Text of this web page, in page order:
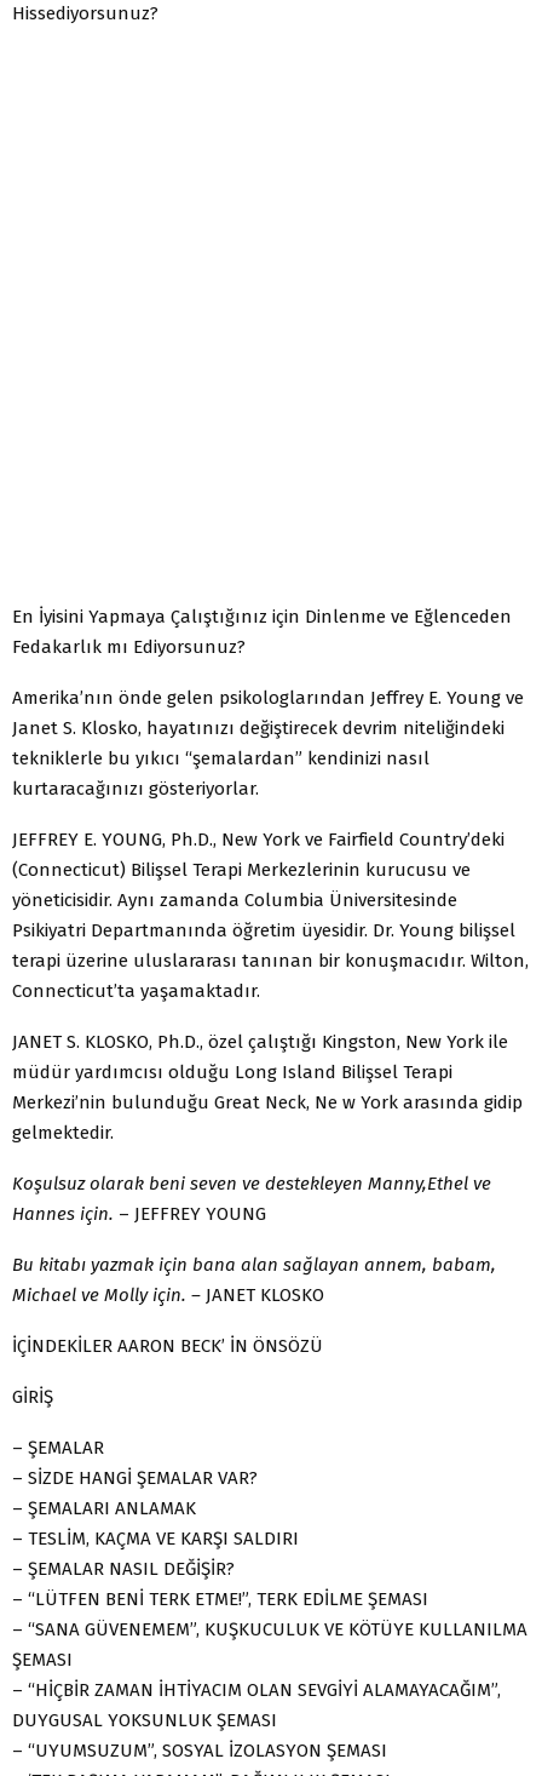
Hissediyorsunuz?
En İyisini Yapmaya Çalıştığınız için Dinlenme ve Eğlenceden
Fedakarlık mı Ediyorsunuz?
Amerika’nın önde gelen psikologlarından Jeffrey E. Young ve
Janet S. Klosko, hayatınızı değiştirecek devrim niteliğindeki
tekniklerle bu yıkıcı “şemalardan” kendinizi nasıl
kurtaracağınızı gösteriyorlar.
JEFFREY E. YOUNG, Ph.D., New York ve Fairfield Country’deki
(Connecticut) Bilişsel Terapi Merkezlerinin kurucusu ve
yöneticisidir. Aynı zamanda Columbia Üniversitesinde
Psikiyatri Departmanında öğretim üyesidir. Dr. Young bilişsel
terapi üzerine uluslararası tanınan bir konuşmacıdır. Wilton,
Connecticut’ta yaşamaktadır.
JANET S. KLOSKO, Ph.D., özel çalıştığı Kingston, New York ile
müdür yardımcısı olduğu Long Island Bilişsel Terapi
Merkezi’nin bulunduğu Great Neck, Ne w York arasında gidip
gelmektedir.
Koşulsuz olarak beni seven ve destekleyen Manny,Ethel ve
Hannes için. – JEFFREY YOUNG
Bu kitabı yazmak için bana alan sağlayan annem, babam,
Michael ve Molly için. – JANET KLOSKO
İÇİNDEKİLER AARON BECK’ İN ÖNSÖZÜ
GİRİŞ
– ŞEMALAR
– SİZDE HANGİ ŞEMALAR VAR?
– ŞEMALARI ANLAMAK
– TESLİM, KAÇMA VE KARŞI SALDIRI
– ŞEMALAR NASIL DEĞİŞİR?
– “LÜTFEN BENİ TERK ETME!”, TERK EDİLME ŞEMASI
– “SANA GÜVENEMEM”, KUŞKUCULUK VE KÖTÜYE KULLANILMA
ŞEMASI
– “HİÇBİR ZAMAN İHTİYACIM OLAN SEVGİYİ ALAMAYACAĞIM”,
DUYGUSAL YOKSUNLUK ŞEMASI
– “UYUMSUZUM”, SOSYAL İZOLASYON ŞEMASI